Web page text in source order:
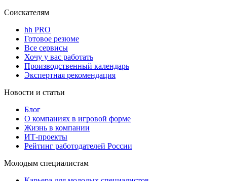
Соискателям
hh PRO
Готовое резюме
Все сервисы
Хочу у вас работать
Производственный календарь
Экспертная рекомендация
Новости и статьи
Блог
О компаниях в игровой форме
Жизнь в компании
ИТ-проекты
Рейтинг работодателей России
Молодым специалистам